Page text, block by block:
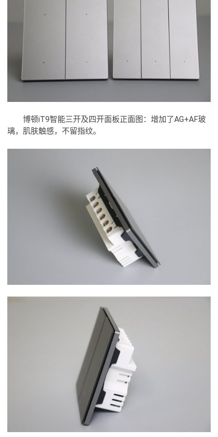
博顿iT9智能三开及四开面板正面图：增加了AG+AF玻
璃，肌肤触感，不留指纹。